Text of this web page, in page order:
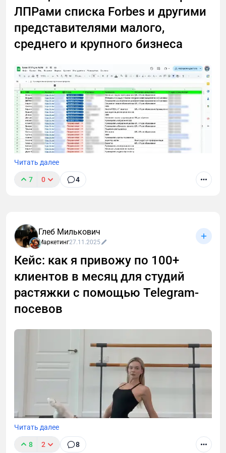
ЛПРами списка Forbes и другими
представителями малого,
среднего и крупного бизнеса
В этом лонгриде я расскажу, как через тернии проб
которые сделал после тысяч (!) холодных диалогов
с малым, средним и крупным бизнесом.
Читать далее
7 0 4
Глеб Милькович
Маркетинг27.11.2025
Кейс: как я привожу по 100+
клиентов в месяц для студий
растяжки с помощью Telegram-
посевов
Читать далее
8 2 8